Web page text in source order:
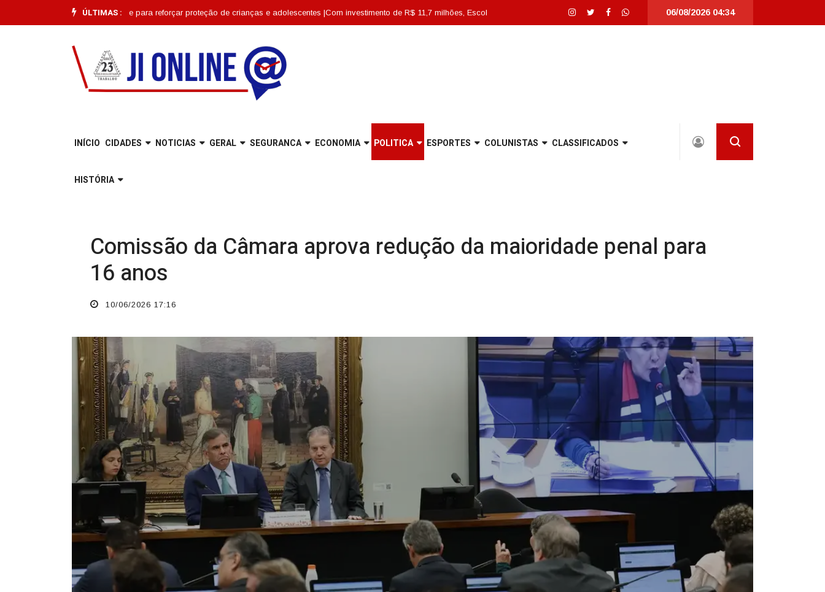
ÚLTIMAS :
começa em Joinville para reforçar proteção de crianças e adolescentes |Com investimento de R$ 11,7 milhões, Escola Abdon Baptista é entregue totalmente revitalizada em Joinville |Joinville recebe seletivas da
06/08/2026 04:34
INÍCIO CIDADES NOTICIAS GERAL SEGURANCA ECONOMIA POLITICA ESPORTES COLUNISTAS CLASSIFICADOS
HISTÓRIA
Comissão da Câmara aprova redução da maioridade penal para
16 anos
10/06/2026 17:16